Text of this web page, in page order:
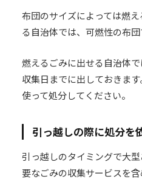
布団のサイズによっては燃
る自治体では、可燃性の布
燃えるごみに出せる自治体
収集日までに出しておきま
使って処分してください。
引っ越しの際に処分を
引っ越しのタイミングで大
要なごみの収集サービスを